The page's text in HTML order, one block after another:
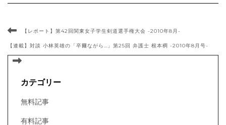
【レポート】第42回関東女子学生剣道選手権大会 -2010年8月-
【連載】対談 小林英雄の「卒爾ながら…」第25回 弁護士 根本稠 -2010年8月号-
カテゴリー
無料記事
有料記事